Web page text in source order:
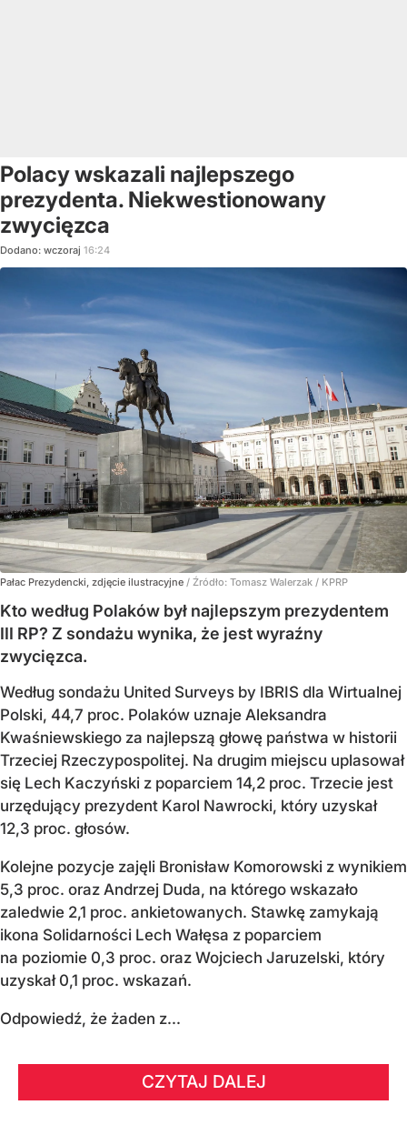
Polacy wskazali najlepszego
prezydenta. Niekwestionowany
zwycięzca
Dodano: wczoraj 16:24
Pałac Prezydencki, zdjęcie ilustracyjne / Źródło: Tomasz Walerzak / KPRP
Kto według Polaków był najlepszym prezydentem
III RP? Z sondażu wynika, że jest wyraźny
zwycięzca.
Według sondażu United Surveys by IBRIS dla Wirtualnej
Polski, 44,7 proc. Polaków uznaje Aleksandra
Kwaśniewskiego za najlepszą głowę państwa w historii
Trzeciej Rzeczypospolitej. Na drugim miejscu uplasował
się Lech Kaczyński z poparciem 14,2 proc. Trzecie jest
urzędujący prezydent Karol Nawrocki, który uzyskał
12,3 proc. głosów.
Kolejne pozycje zajęli Bronisław Komorowski z wynikiem
5,3 proc. oraz Andrzej Duda, na którego wskazało
zaledwie 2,1 proc. ankietowanych. Stawkę zamykają
ikona Solidarności Lech Wałęsa z poparciem
na poziomie 0,3 proc. oraz Wojciech Jaruzelski, który
uzyskał 0,1 proc. wskazań.
Odpowiedź, że żaden z...
CZYTAJ DALEJ